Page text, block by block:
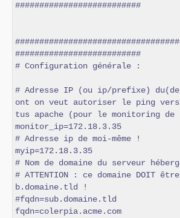
##########################
##########################
# Configuration générale :
# Adresse IP (ou ip/prefixe)
ont on veut autoriser le ping
tus apache (pour le monitoring de
monitor_ip=172.18.3.35
# Adresse ip de moi-même !
myip=172.18.3.35
# Nom de domaine du serveur
# ATTENTION : ce domaine DOIT
b.domaine.tld !
#fqdn=sub.domaine.tld
fqdn=colerpia.acme.com